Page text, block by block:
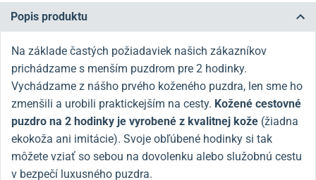
Popis produktu
Na základe častých požiadaviek našich zákazníkov
prichádzame s menším puzdrom pre 2 hodinky.
Vychádzame z nášho prvého koženého puzdra, len sme ho
zmenšili a urobili praktickejším na cesty. Kožené cestovné
puzdro na 2 hodinky je vyrobené z kvalitnej kože (žiadna
ekokoža ani imitácie). Svoje obľúbené hodinky si tak
môžete vziať so sebou na dovolenku alebo služobnú cestu
v bezpečí luxusného puzdra.